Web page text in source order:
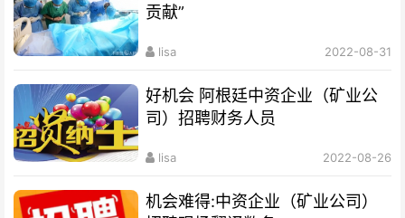
贡献”
lisa 2022-08-31
好机会 阿根廷中资企业（矿业公
司）招聘财务人员
lisa 2022-08-26
机会难得:中资企业（矿业公司）